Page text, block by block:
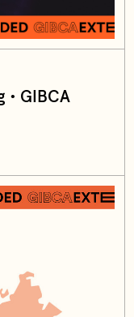
• GIBCA